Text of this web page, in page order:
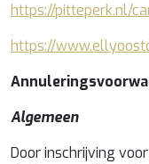
https://pitteperk.nl/
https://
Algemeen
Door inschrijving